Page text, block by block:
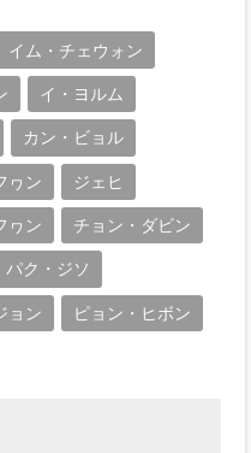
イム・チェウォン
イ・ヨルム
カン・ビョル
ヮン ジェヒ
ヮン チョン・ダビン
パク・ジソ
ョン ピョン・ヒボン